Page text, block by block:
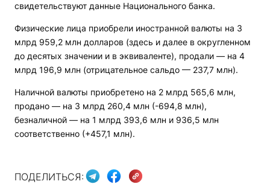
свидетельствуют данные Национального банка.
Физические лица приобрели иностранной валюты на 3
млрд 959,2 млн долларов (здесь и далее в округленном
до десятых значении и в эквиваленте), продали — на 4
млрд 196,9 млн (отрицательное сальдо — 237,7 млн).
Наличной валюты приобретено на 2 млрд 565,6 млн,
продано — на 3 млрд 260,4 млн (-694,8 млн),
безналичной — на 1 млрд 393,6 млн и 936,5 млн
соответственно (+457,1 млн).
ПОДЕЛИТЬСЯ: